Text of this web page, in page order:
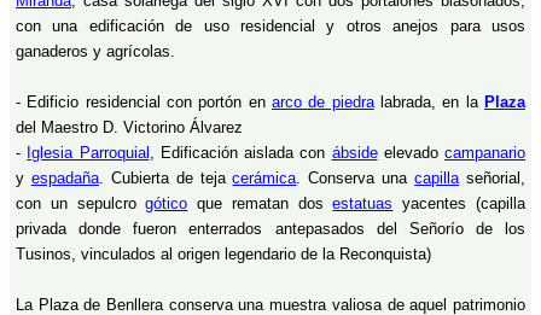
con una edificación de uso residencial y otros anejos para usos
ganaderos y agrícolas.
- Edificio residencial con portón en arco de piedralabrada, en la Plaza
del Maestro D. Victorino Álvarez
- Iglesia Parroquial , Edificación aislada con ábsideelevado campanario
y espadaña. Cubierta de tejacerámica . Conserva unacapilla señorial,
con un sepulcrogótico que rematan dosestatuas yacentes (capilla
privada donde fueron enterrados antepasados del Señorío de los
Tusinos, vinculados al origen legendario de la Reconquista)
La Plaza de Benllera conserva una muestra valiosa de aquel patrimonio